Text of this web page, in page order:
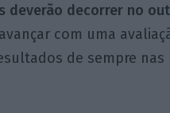
deverão decorrer no
com uma
de sempre